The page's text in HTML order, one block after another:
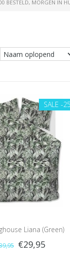
BESTELD, MORGEN IN
SALE -
Liana (Green)
€29,95